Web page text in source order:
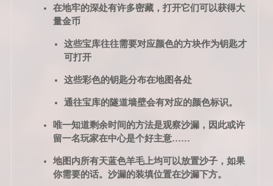
在地牢的深处有许多密藏，打开它们可以获得大
量金币
这些宝库往往需要对应颜色的方块作为钥匙才
可打开
这些彩色的钥匙分布在地图各处
通往宝库的隧道墙壁会有对应的颜色标识。
唯一知道剩余时间的方法是观察沙漏，因此或许
留一名玩家在中心是个好主意……
地图内所有天蓝色羊毛上均可以放置沙子，如果
你需要的话。沙漏的装填位置在沙漏下方。